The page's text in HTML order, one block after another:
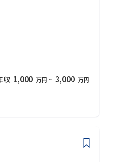
収 1,000 万円 ~ 3,000 万円